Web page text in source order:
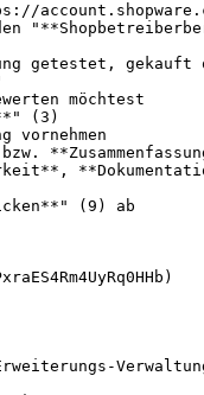
getestet, gekauft
möchtest
(3)
vornehmen
(9) ab